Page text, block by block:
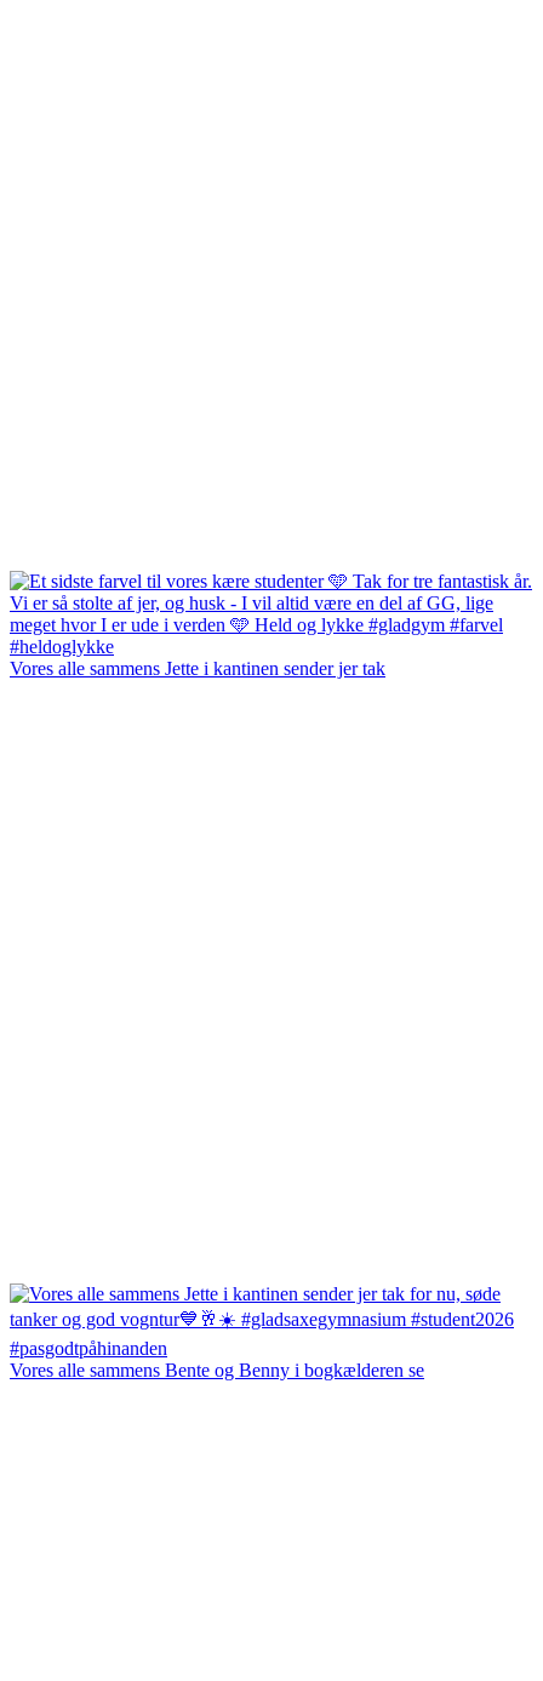
Vores alle sammens Jette i kantinen sender jer tak
Vores alle sammens Bente og Benny i bogkælderen se